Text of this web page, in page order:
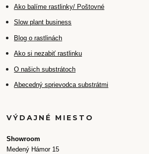
Ako balíme rastlinky/ Poštovné
Slow plant business
Blog o rastlinách
Ako si nezabiť rastlinku
O našich substrátoch
Abecedný sprievodca substrátmi
VÝDAJNÉ MIESTO
Showroom
Medený Hámor 15